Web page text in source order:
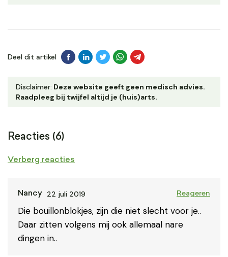
Deel dit artikel
Disclaimer: Deze website geeft geen medisch advies.
Raadpleeg bij twijfel altijd je (huis)arts.
Reacties (6)
Verberg reacties
Nancy 22 juli 2019 Reageren
Die bouillonblokjes, zijn die niet slecht voor je..
Daar zitten volgens mij ook allemaal nare
dingen in..